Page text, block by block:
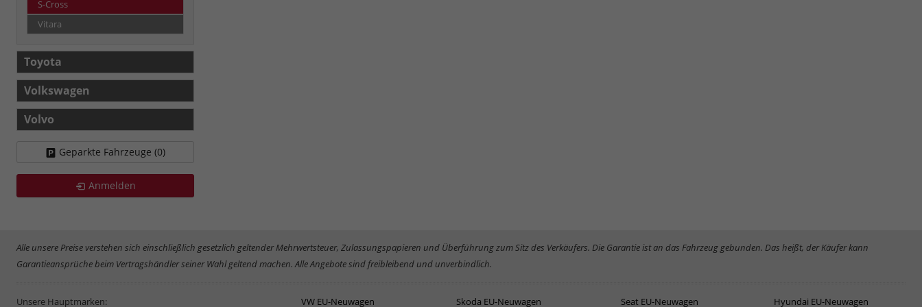
S-Cross
Vitara
Toyota
Volkswagen
Volvo
Geparkte Fahrzeuge (0)
Anmelden
Alle unsere Preise verstehen sich einschließlich gesetzlich geltender Mehrwertsteuer, Zulassungspapieren und Überführung zum Sitz des Verkäufers. Die Garantie ist an das Fahrzeug gebunden. Das heißt, der Käufer kann
Garantieansprüche beim Vertragshändler seiner Wahl geltend machen. Alle Angebote sind freibleibend und unverbindlich.
Unsere Hauptmarken: VW EU-Neuwagen Skoda EU-Neuwagen Seat EU-Neuwagen Hyundai EU-Neuwagen